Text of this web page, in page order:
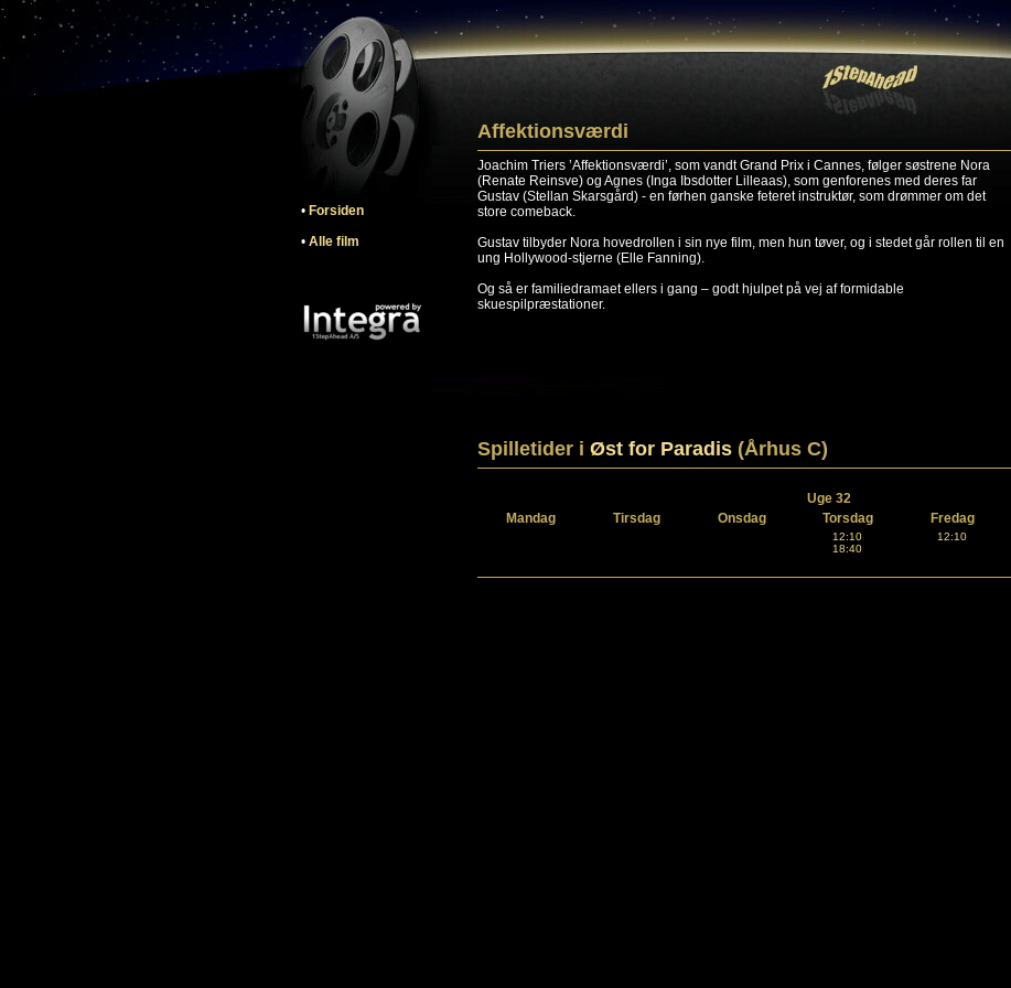
• Forsiden
• Alle film
Affektionsværdi
Joachim Triers ’Affektionsværdi’, som vandt Grand Prix i Cannes, følger søstrene Nora
(Renate Reinsve) og Agnes (Inga Ibsdotter Lilleaas), som genforenes med deres far
Gustav (Stellan Skarsgård) - en førhen ganske feteret instruktør, som drømmer om det
store comeback.
Gustav tilbyder Nora hovedrollen i sin nye film, men hun tøver, og i stedet går rollen til en
ung Hollywood-stjerne (Elle Fanning).
Og så er familiedramaet ellers i gang – godt hjulpet på vej af formidable
skuespilpræstationer.
Spilletider i Øst for Paradis (Århus C)
Uge 32
Mandag
Tirsdag Onsdag Torsdag Fredag
12:10
18:40
12:10